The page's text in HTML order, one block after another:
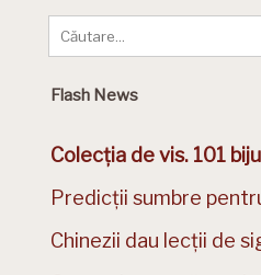
Flash News
Colecția de vis. 101
Predicții sumbre
Chinezii dau lecții de